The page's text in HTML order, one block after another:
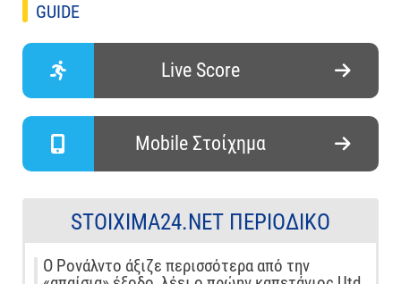
GUIDE
Live Score
Mobile Στοίχημα
STOIXIMA24.NET ΠΕΡΙΟΔΙΚΌ
Ο Ρονάλντο άξιζε περισσότερα από την